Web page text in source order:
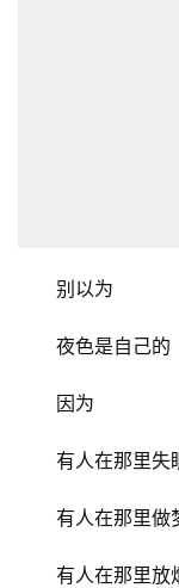
别以为
夜色是自己的
因为
有人在那里失
有人在那里做
有人在那里放